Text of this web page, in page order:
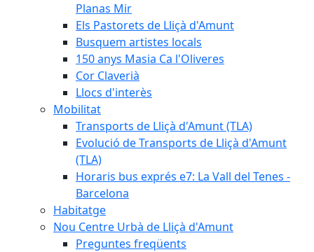
Planas Mir
Els Pastorets de Lliçà d'Amunt
Busquem artistes locals
150 anys Masia Ca l'Oliveres
Cor Claverià
Llocs d'interès
Mobilitat
Transports de Lliçà d'Amunt (TLA)
Evolució de Transports de Lliçà d'Amunt
(TLA)
Horaris bus exprés e7: La Vall del Tenes -
Barcelona
Habitatge
Nou Centre Urbà de Lliçà d'Amunt
Preguntes freqüents